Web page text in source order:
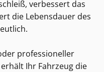
verbessert das
die Lebensdauer des
professioneller
Ihr Fahrzeug die